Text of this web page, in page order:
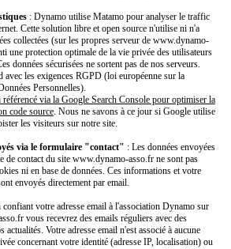
: Dynamo utilise Matamo pour analyser le traffic
Cette solution libre et open source n'utilise ni n'a
collectées (sur les propres serveur de www.dynamo-
une protection optimale de la vie privée des utilisateurs
données sécurisées ne sortent pas de nos serveurs.
avec les exigences RGPD (loi européenne sur la
Personnelles).
référencé via la Google Search Console pour optimiser la
code source. Nous ne savons à ce jour si Google utilise
les visiteurs sur notre site.
via le formulaire "contact" : Les données envoyées
de contact du site www.dynamo-asso.fr ne sont pas
ni en base de données. Ces informations et votre
envoyés directement par email.
confiant votre adresse email à l'association Dynamo sur
vous recevrez des emails réguliers avec des
actualités. Votre adresse email n'est associé à aucune
concernant votre identité (adresse IP, localisation) ou